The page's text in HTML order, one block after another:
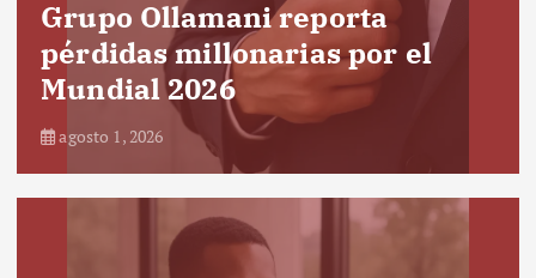
Grupo Ollamani reporta
pérdidas millonarias por el
Mundial 2026
agosto 1, 2026